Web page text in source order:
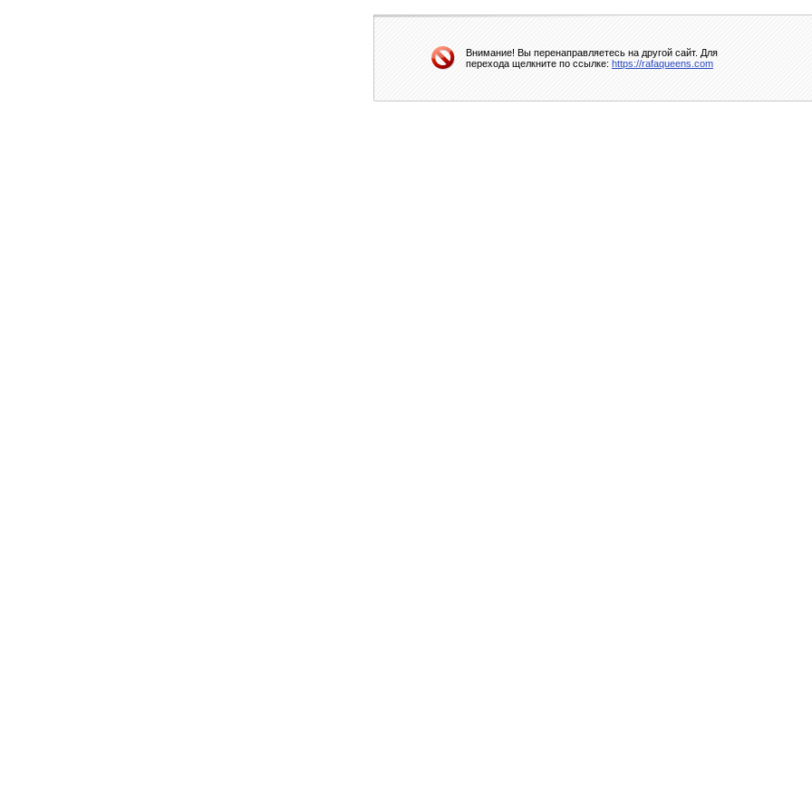
Внимание! Вы перенаправляетесь на другой сайт. Для
перехода щелкните по ссылке: https://rafaqueens.com